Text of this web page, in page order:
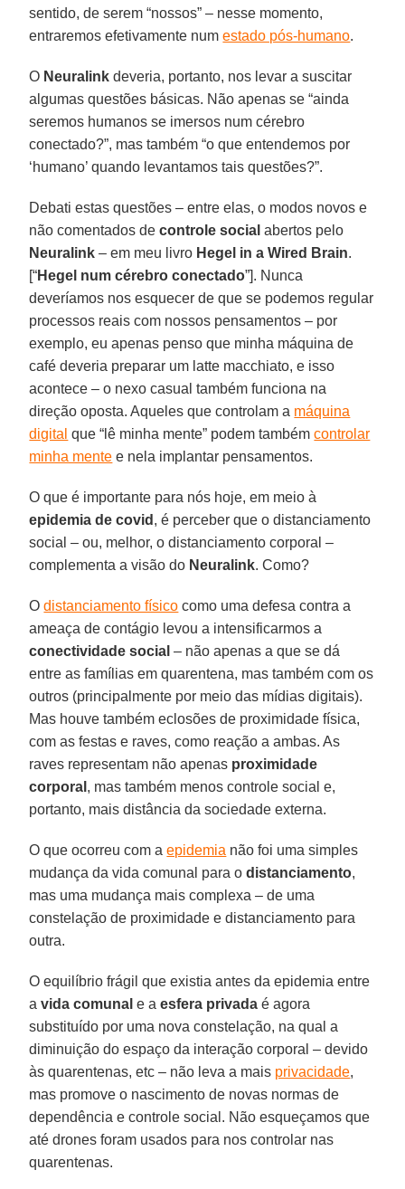
sentido, de serem “nossos” – nesse momento,
entraremos efetivamente num estado pós-humano.
O Neuralink deveria, portanto, nos levar a suscitar
algumas questões básicas. Não apenas se “ainda
seremos humanos se imersos num cérebro
conectado?”, mas também “o que entendemos por
‘humano’ quando levantamos tais questões?”.
Debati estas questões – entre elas, o modos novos e
não comentados decontrole social abertos pelo
Neuralink – em meu livro Hegel in a Wired Brain.
[“Hegel num cérebro conectado”]. Nunca
deveríamos nos esquecer de que se podemos regular
processos reais com nossos pensamentos – por
exemplo, eu apenas penso que minha máquina de
café deveria preparar um latte macchiato, e isso
acontece – o nexo casual também funciona na
direção oposta. Aqueles que controlam a máquina
digital que “lê minha mente” podem tambémcontrolar
minha mente e nela implantar pensamentos.
O que é importante para nós hoje, em meio à
epidemia de covid , é perceber que o distanciamento
social – ou, melhor, o distanciamento corporal –
complementa a visão do Neuralink. Como?
Odistanciamento físico como uma defesa contra a
ameaça de contágio levou a intensificarmos a
conectividade social – não apenas a que se dá
entre as famílias em quarentena, mas também com os
outros (principalmente por meio das mídias digitais).
Mas houve também eclosões de proximidade física,
com as festas e raves, como reação a ambas. As
raves representam não apenas proximidade
corporal , mas também menos controle social e,
portanto, mais distância da sociedade externa.
O que ocorreu com aepidemia não foi uma simples
mudança da vida comunal para odistanciamento,
mas uma mudança mais complexa – de uma
constelação de proximidade e distanciamento para
outra.
O equilíbrio frágil que existia antes da epidemia entre
a vida comunal e aesfera privada é agora
substituído por uma nova constelação, na qual a
diminuição do espaço da interação corporal – devido
às quarentenas, etc – não leva a mais privacidade,
mas promove o nascimento de novas normas de
dependência e controle social. Não esqueçamos que
até drones foram usados para nos controlar nas
quarentenas.